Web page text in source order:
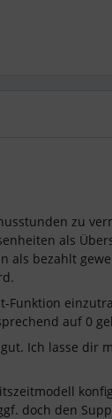
zu
als
als bezahlt
Funktion
auf 0
Ich lasse dir
doch den